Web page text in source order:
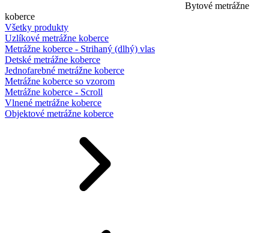
Bytové metrážne
koberce
Všetky produkty
Uzlíkové metrážne koberce
Metrážne koberce - Strihaný (dlhý) vlas
Detské metrážne koberce
Jednofarebné metrážne koberce
Metrážne koberce so vzorom
Metrážne koberce - Scroll
Vlnené metrážne koberce
Objektové metrážne koberce